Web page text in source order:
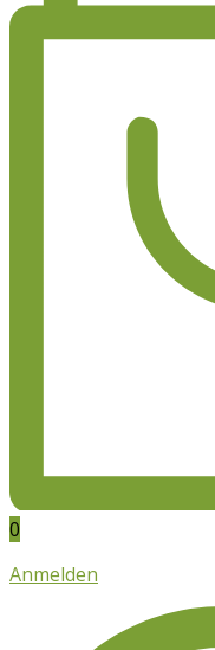
0
Anmelden